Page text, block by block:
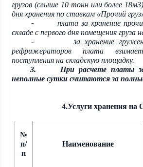
грузов (свыше 10 тонн или более
дня хранения по ставкам «Прочий
-
плата за хранение
складе с первого дня помещения груза
-
за хранение
рефрижераторов плата
поступления на складскую площадку.
3.
При расчете платы
неполные сутки считаются за
4.Услуги хранения на
№
п/
п
Наименование